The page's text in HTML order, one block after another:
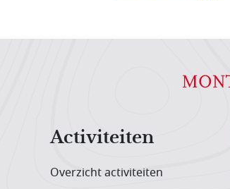
Activiteiten
Overzicht activiteiten